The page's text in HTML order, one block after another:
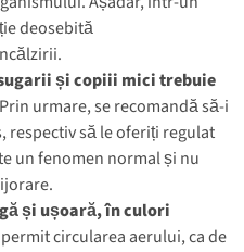
deosebită
și copiii mici trebuie
urmare, se recomandă să-i
respectiv să le oferiți regulat
un fenomen normal și nu
și ușoară, în culori
circularea aerului, ca de